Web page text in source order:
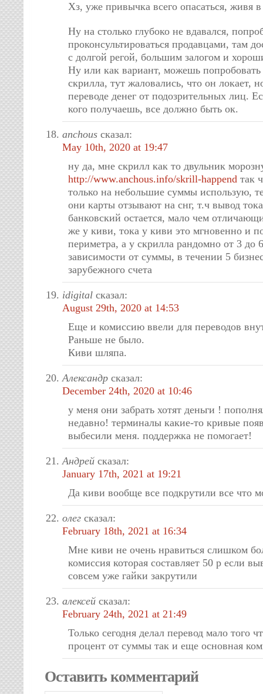
Хз, уже привычка всего опасаться, живя
Ну на столько глубоко не вдавался,
проконсультироваться продавцами, там
с долгой регой, большим залогом и
Ну или как вариант, можешь попробовать
скрилла, тут жаловались, что он локает,
переводе денег от подозрительных лиц.
кого получаешь, все должно быть ок.
anchous сказал:
May 10th, 2020 at 19:47
ну да, мне скрилл как то двульник
http://www.anchous.info/skrill-happend так
только на небольшие суммы использую,
они карты отзывают на снг, т.ч вывод
банковский остается, мало чем
же у киви, тока у киви это мгновенно и
периметра, а у скрилла рандомно от 3 до
зависимости от суммы, в течении 5
зарубежного счета
idigital сказал:
August 29th, 2020 at 14:53
Еще и комиссию ввели для переводов
Раньше не было.
Киви шляпа.
Александр сказал:
December 24th, 2020 at 10:46
у меня они забрать хотят деньги !
недавно! терминалы какие-то кривые
выбесили меня. поддержка не помогает!
Андрей сказал:
January 17th, 2021 at 19:21
Да киви вообще все подкрутили все что
олег сказал:
February 18th, 2021 at 16:34
Мне киви не очень нравиться слишком
комиссия которая составляет 50 р если
совсем уже гайки закрутили
алексей сказал:
February 24th, 2021 at 21:49
Только сегодня делал перевод мало того
процент от суммы так и еще основная
Оставить комментарий